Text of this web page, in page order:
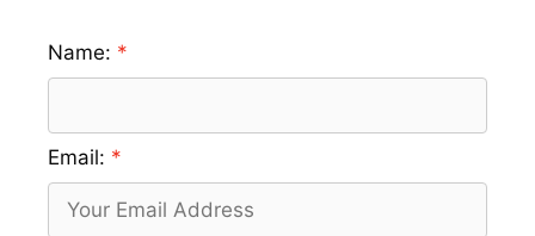
Name:
Email: